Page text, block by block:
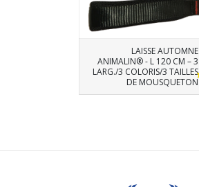
LAISSE AUTOMNE
ANIMALIN® - L 120 CM – 3
LARG./3 COLORIS/3 TAILLES
DE MOUSQUETON